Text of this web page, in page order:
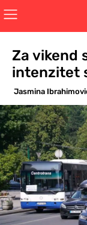
Za vikend
intenzitet
Jasmina